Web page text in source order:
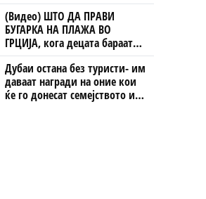
(Видео) ШТО ДА ПРАВИ
БУГАРКА НА ПЛАЖА ВО
ГРЦИЈА, кога децата бараат
домашно месо
Дубаи остана без туристи- им
даваат награди на оние кои
ќе го донесат семејството или